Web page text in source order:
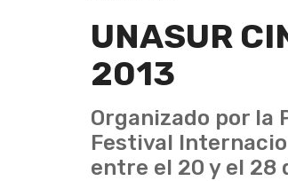
UNASUR
2013
Organizado por la
Festival
entre el 20 y el 28